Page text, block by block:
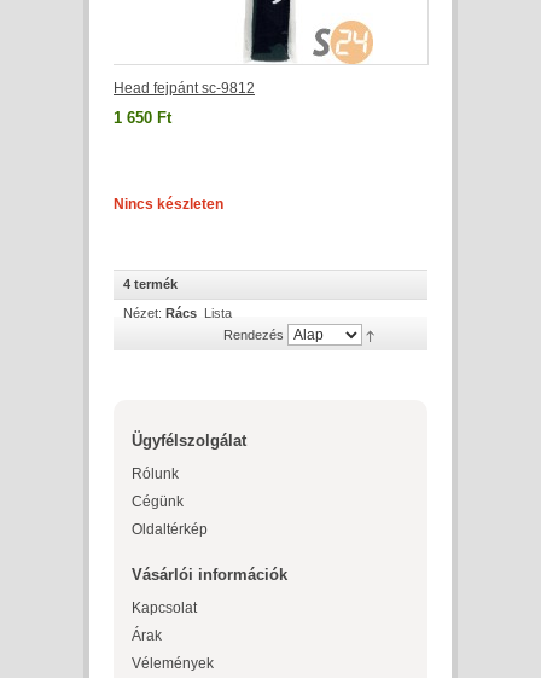
Head fejpánt sc-9812
1 650 Ft
Nincs készleten
4 termék
Nézet: Rács Lista
Rendezés
Ügyfélszolgálat
Rólunk
Cégünk
Oldaltérkép
Vásárlói információk
Kapcsolat
Árak
Vélemények